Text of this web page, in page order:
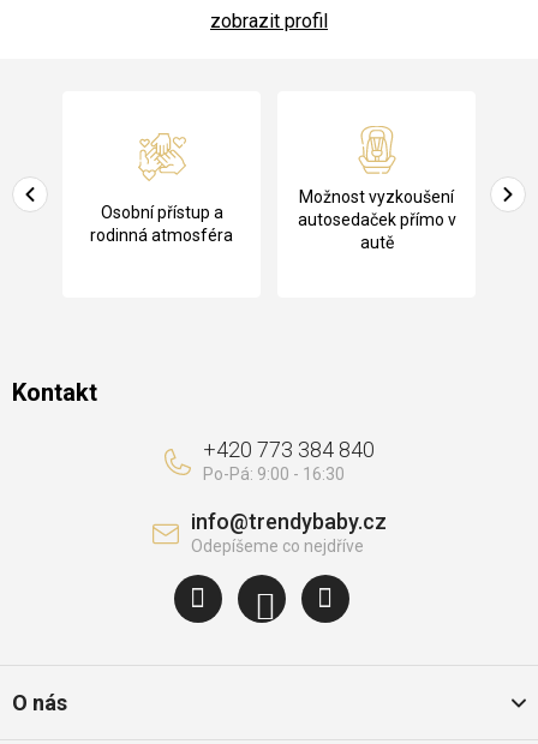
zobrazit profil
a
Osobní přístup a
rodinná atmosféra
Možnost vyzkoušení
autosedaček přímo v
autě
Kontakt
info@trendybaby.cz
+420 773 384 840
O nás